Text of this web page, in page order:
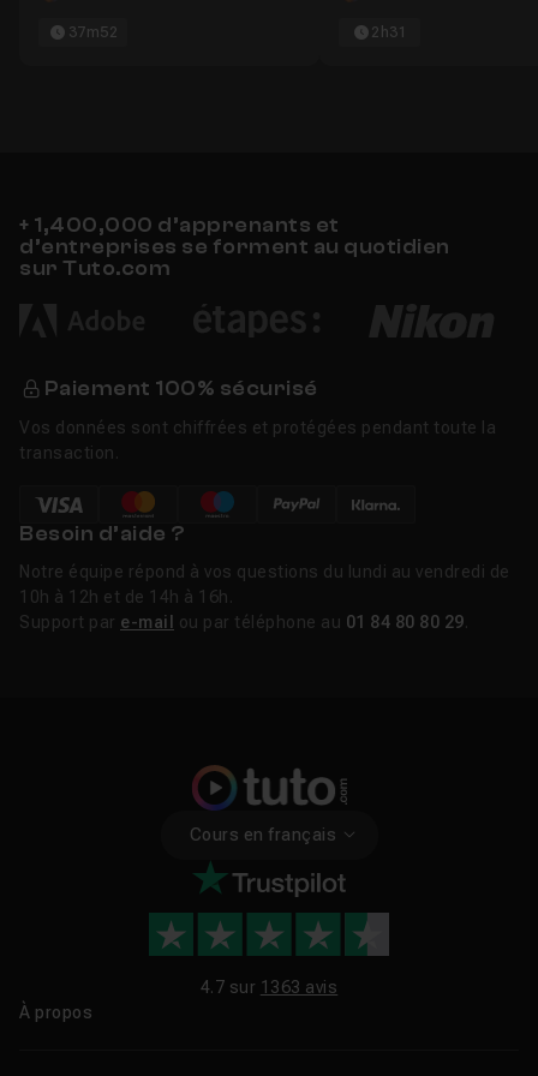
37m52 2h31
+ 1,400,000 d’apprenants et
d’entreprises se forment au quotidien
sur Tuto.com
Paiement 100% sécurisé
Vos données sont chiffrées et protégées pendant toute la
transaction.
Besoin d’aide ?
Notre équipe répond à vos questions du lundi au vendredi de
10h à 12h et de 14h à 16h.
Support par e-mail ou par téléphone au 01 84 80 80 29
Cours en français
4.7 sur 1363 avis
À propos